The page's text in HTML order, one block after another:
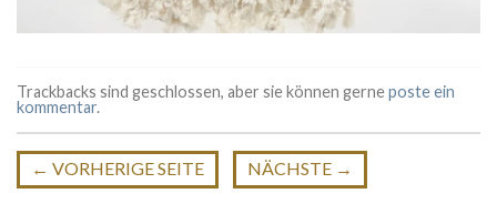
Trackbacks sind geschlossen, aber sie können gerneposte ein
kommentar.
← VORHERIGE SEITE NÄCHSTE →